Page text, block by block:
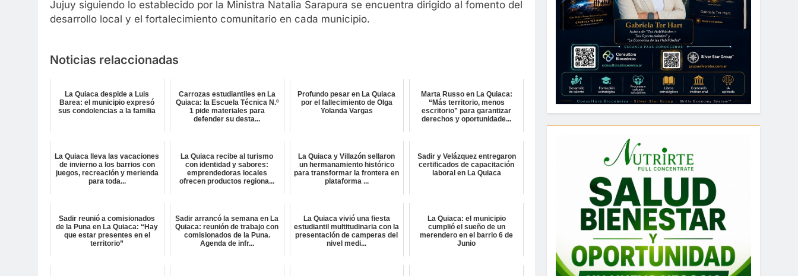
Jujuy siguiendo lo establecido por la Ministra Natalia Sarapura se encuentra dirigido al fomento del
desarrollo local y el fortalecimiento comunitario en cada municipio.
Noticias relaccionadas
La Quiaca despide a Luis
Barea: el municipio expresó
sus condolencias a la familia
Carrozas estudiantiles en La
Quiaca: la Escuela Técnica N.º
1 pide materiales para
defender su desta...
Profundo pesar en La Quiaca
por el fallecimiento de Olga
Yolanda Vargas
Marta Russo en La Quiaca:
“Más territorio, menos
escritorio” para garantizar
derechos y oportunidade...
La Quiaca lleva las vacaciones
de invierno a los barrios con
juegos, recreación y merienda
para toda...
La Quiaca recibe al turismo
con identidad y sabores:
emprendedoras locales
ofrecen productos regiona...
La Quiaca y Villazón sellaron
un hermanamiento histórico
para transformar la frontera en
plataforma ...
Sadir y Velázquez entregaron
certificados de capacitación
laboral en La Quiaca
Sadir reunió a comisionados
de la Puna en La Quiaca: “Hay
que estar presentes en el
territorio”
Sadir arrancó la semana en La
Quiaca: reunión de trabajo con
comisionados de la Puna.
Agenda de infr...
La Quiaca vivió una fiesta
estudiantil multitudinaria con la
presentación de camperas del
nivel medi...
La Quiaca: el municipio
cumplió el sueño de un
merendero en el barrio 6 de
Junio